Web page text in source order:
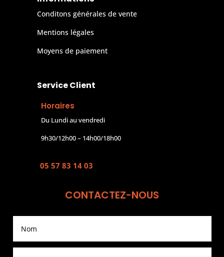
Conditons générales de vente
Mentions légales
Moyens de paiement
Service Client
Horaires
Du Lundi au vendredi
9h30/12h00 – 14h00/18h00
05 57 83 14 03
CONTACTEZ-NOUS